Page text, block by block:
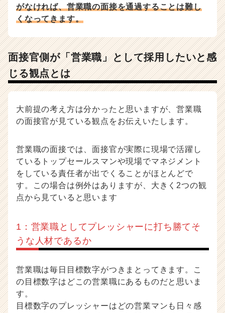
がなければ、営業職の面接を通過することは難し
くなってきます。
面接官側が「営業職」として採用したいと感
じる観点とは
大前提の考え方は分かったと思いますが、営業職
の面接官が見ている観点をお伝えいたします。
営業職の面接では、面接官が実際に現場で活躍し
ているトップセールスマンや現場でマネジメント
をしている責任者が出でくることがほとんどで
す。この場合は例外はありますが、大きく2つの観
点から見ていると思います
1：営業職としてプレッシャーに打ち勝てそ
うな人材であるか
営業職は毎日目標数字がつきまとってきます。こ
の目標数字はどこの営業職にあるものだと思いま
す。
目標数字のプレッシャーはどの営業マンも日々感